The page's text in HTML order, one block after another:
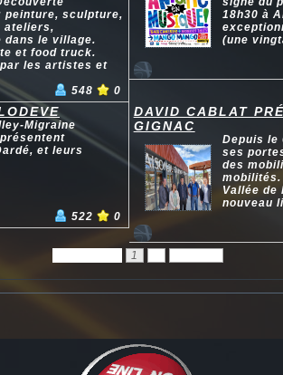
sculpture,
ateliers,
dans le village.
et food truck.
les artistes et
548
0
18h30 à
(une
Migraine
et leurs
522 0
DAVID CABLAT
GIGNAC
Depuis le
ses
des
mobilités.
Vallée de
nouveau
1